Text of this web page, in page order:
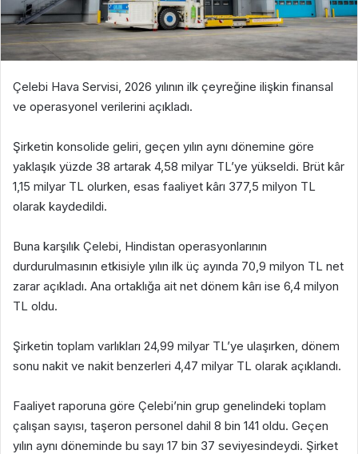
Çelebi Hava Servisi, 2026 yılının ilk çeyreğine ilişkin finansal
ve operasyonel verilerini açıkladı.
Şirketin konsolide geliri, geçen yılın aynı dönemine göre
yaklaşık yüzde 38 artarak 4,58 milyar TL’ye yükseldi. Brüt kâr
1,15 milyar TL olurken, esas faaliyet kârı 377,5 milyon TL
olarak kaydedildi.
Buna karşılık Çelebi, Hindistan operasyonlarının
durdurulmasının etkisiyle yılın ilk üç ayında 70,9 milyon TL net
zarar açıkladı. Ana ortaklığa ait net dönem kârı ise 6,4 milyon
TL oldu.
Şirketin toplam varlıkları 24,99 milyar TL’ye ulaşırken, dönem
sonu nakit ve nakit benzerleri 4,47 milyar TL olarak açıklandı.
Faaliyet raporuna göre Çelebi’nin grup genelindeki toplam
çalışan sayısı, taşeron personel dahil 8 bin 141 oldu. Geçen
yılın aynı döneminde bu sayı 17 bin 37 seviyesindeydi. Şirket